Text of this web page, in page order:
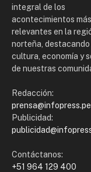
integral de los
acontecimientos más
relevantes en la
norteña, destacando
cultura, economía y
de nuestras
Redacción:
prensa@infopress.pe
Publicidad:
Contáctanos:
+51 964 129 400